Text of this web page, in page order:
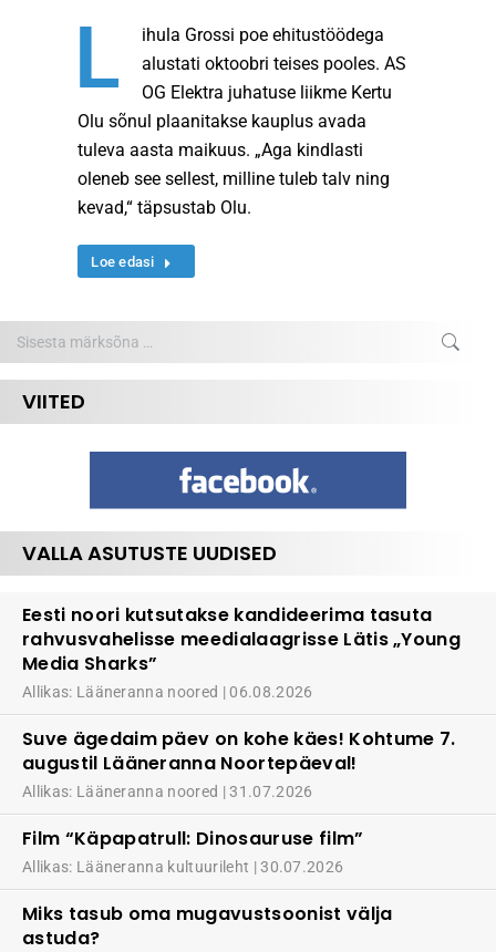
L
ihula Grossi poe ehitustöödega
alustati oktoobri teises pooles. AS
OG Elektra juhatuse liikme Kertu
Olu sõnul plaanitakse kauplus avada
tuleva aasta maikuus. „Aga kindlasti
oleneb see sellest, milline tuleb talv ning
kevad,“ täpsustab Olu.
Loe edasi
VIITED
VALLA ASUTUSTE UUDISED
Eesti noori kutsutakse kandideerima tasuta
rahvusvahelisse meedialaagrisse Lätis „Young
Media Sharks”
Allikas: Lääneranna noored 06.08.2026
Suve ägedaim päev on kohe käes! Kohtume 7.
augustil Lääneranna Noortepäeval!
Allikas: Lääneranna noored 31.07.2026
Film “Käpapatrull: Dinosauruse film”
Allikas: Lääneranna kultuurileht 30.07.2026
Miks tasub oma mugavustsoonist välja
astuda?